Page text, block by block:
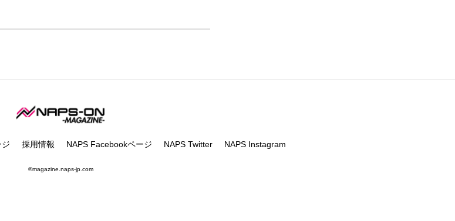
採用情報 NAPS Facebookページ NAPS Twitter NAPS Instagram
©magazine.naps-jp.com